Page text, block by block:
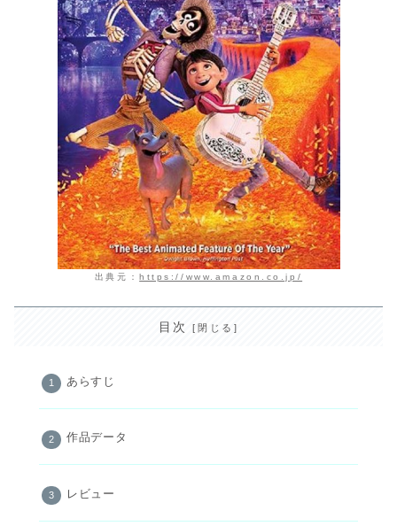
出典元：https://www.amazon.co.jp/
目次
あらすじ
作品データ
レビュー